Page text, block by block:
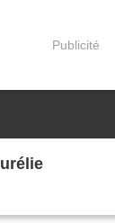
Publicité